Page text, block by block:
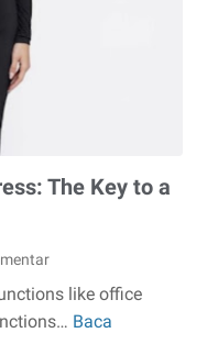
The Key to a
like office
Baca